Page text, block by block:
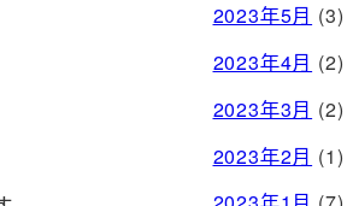
2023年5月 (3)
2023年4月 (2)
2023年3月 (2)
2023年2月 (1)